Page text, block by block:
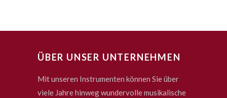
ÜBER UNSER UNTERNEHMEN
Mit unseren Instrumenten können Sie über
viele Jahre hinweg wundervolle musikalische